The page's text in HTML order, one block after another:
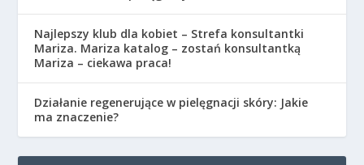
Najlepszy klub dla kobiet – Strefa konsultantki
Mariza. Mariza katalog – zostań konsultantką
Mariza – ciekawa praca!
Działanie regenerujące w pielęgnacji skóry: Jakie
ma znaczenie?